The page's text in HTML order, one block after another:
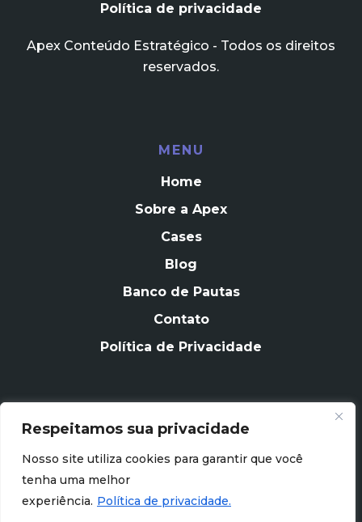
Respeitamos sua privacidade
Nosso site utiliza cookies para garantir que você
tenha uma melhor
experiência. Política de privacidade.
Política de privacidade
Apex Conteúdo Estratégico - Todos os direitos
reservados.
MENU
Home
Sobre a Apex
Cases
Blog
Banco de Pautas
Contato
Política de Privacidade
CONTATO
contato@apexagencia.com.br